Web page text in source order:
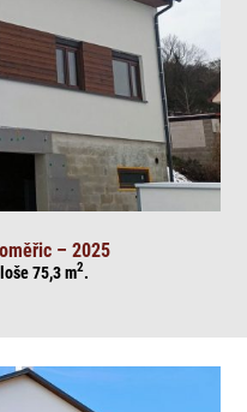
– 2025
75,3m2.